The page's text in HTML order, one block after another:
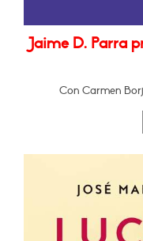
Jaime D. Parra
Con Carmen